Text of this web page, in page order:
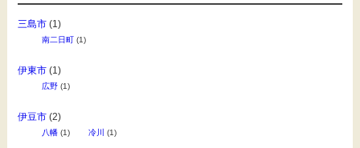
三島市(1)
南二日町(1)
伊東市(1)
広野(1)
伊豆市(2)
八幡(1) 冷川 (1)